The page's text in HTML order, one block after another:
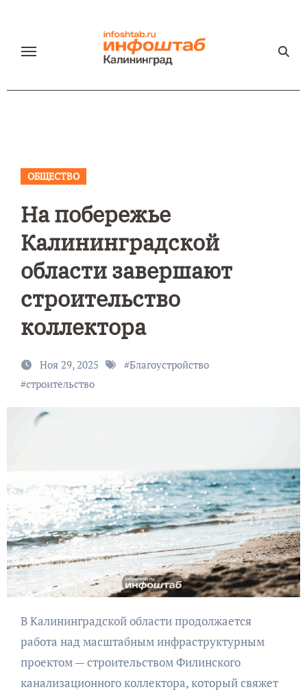
содержанию
ОБЩЕСТВО
На побережье
Калининградской
области завершают
строительство
коллектора
Ноя 29, 2025 #Благоустройство
#строительство
В Калининградской области продолжается
работа над масштабным инфраструктурным
проектом — строительством Филинского
канализационного коллектора, который свяжет